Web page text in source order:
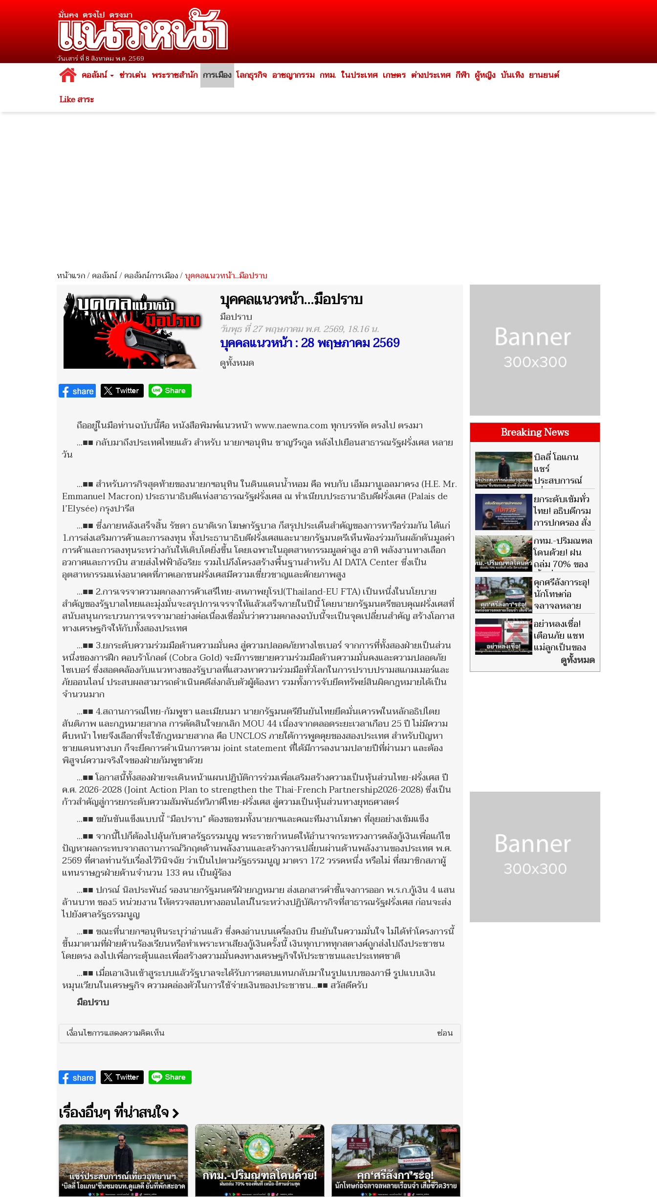
วันเสาร์ ที่ 8 สิงหาคม พ.ศ. 2569
คอลัมน์ ข่าวเด่น พระราชสำนัก การเมือง โลกธุรกิจ อาชญากรรม กทม. ในประเทศ เกษตร ต่างประเทศ กีฬา ผู้หญิง บันเทิง ยานยนต์
Like สาระ
หน้าแรก/คอลัมน์/คอลัมน์การเมือง/บุคคลแนวหน้า...มือปราบ
บุคคลแนวหน้า...มือปราบ
มือปราบ
วันพุธ ที่ 27 พฤษภาคม พ.ศ. 2569, 18.16 น.
บุคคลแนวหน้า : 28 พฤษภาคม 2569
ดูทั้งหมด
ถืออยู่ในมือท่านฉบับนี้คือ หนังสือพิมพ์แนวหน้า www.naewna.com ทุกบรรทัด ตรงไป ตรงมา
...■■ กลับมาถึงประเทศไทยแล้ว สำหรับ นายกฯอนุทิน ชาญวีรกูล หลังไปเยือนสาธารณรัฐฝรั่งเศส หลาย
วัน
...■■ สำหรับภารกิจสุดท้ายของนายกฯอนุทิน ในดินแดนน้ำหอม คือ พบกับ เอ็มมานูเอลมาครง (H.E. Mr.
Emmanuel Macron) ประธานาธิบดีแห่งสาธารณรัฐฝรั่งเศส ณ ทำเนียบประธานาธิบดีฝรั่งเศส (Palais de
l’Elysée) กรุงปารีส
...■■ ซึ่งภายหลังเสร็จสิ้น รัชดา ธนาดิเรก โฆษกรัฐบาล ก็สรุปประเด็นสำคัญของการหารือร่วมกัน ได้แก่
1.การส่งเสริมการค้าและการลงทุน ทั้งประธานาธิบดีฝรั่งเศสและนายกรัฐมนตรีเห็นพ้องร่วมกันผลักดันมูลค่า
การค้าและการลงทุนระหว่างกันให้เติบโตยิ่งขึ้น โดยเฉพาะในอุตสาหกรรมมูลค่าสูง อาทิ พลังงานทางเลือก
อวกาศและการบิน สายส่งไฟฟ้าอัฉริยะ รวมไปภึงโครงสร้างพื้นฐานสำหรับ AI DATA Center ซึ่งเป็น
อุตสาหกรรมแห่งอนาคตที่ภาคเอกชนฝรั่งเศสมีความเชี่ยวชาญและศักยภาพสูง
...■■ 2.การเจรจาความตกลงการค้าเสรีไทย-สหภาพยุโรป(Thailand-EU FTA) เป็นหนึ่งในนโยบาย
สำคัญของรัฐบาลไทยและมุ่งมั่นจะสรุปการเจรจาให้แล้วเสร็จภายในปีนี้ โดยนายกรัฐมนตรีขอบคุณฝรั่งเศสที่
สนับสนุนกระบวนการเจรจามาอย่างต่อเนื่องเชื่อมั่นว่าความตกลงฉบับนี้จะเป็นจุดเปลี่ยนสำคัญ สร้างโอกาส
ทางเศรษฐกิจให้กับทั้งสองประเทศ
...■■ 3.ยกระดับความร่วมมือด้านความมั่นคง สู่ความปลอดภัยทางไซเบอร์ จากการที่ทั้งสองฝ่ายเป็นส่วน
หนึ่งของการฝึก คอบร้าโกลด์ (Cobra Gold) จะมีการขยายความร่วมมือด้านความมั่นคงและความปลอดภัย
ไซเบอร์ ซึ่งสอดคล้องกับแนวทางของรัฐบาลที่แสวงหาความร่วมมือทั่วโลกในการปราบปรามสแกมเมอร์และ
ภัยออนไลน์ ประสบผลสามารถดำเนินคดีส่งกลับตัวผู้ต้องหา รวมทั้งการจับยึดทรัพย์สินผิดกฎหมายได้เป็น
จำนวนมาก
...■■ 4.สถานการณ์ไทย-กัมพูชา และเมียนมา นายกรัฐมนตรียืนยันไทยยึดมั่นเคารพในหลักอธิปไตย
สันติภาพ และกฎหมายสากล การตัดสินใจยกเลิก MOU 44 เนื่องจากตลอดระยะเวลาเกือบ 25 ปี ไม่มีความ
คืบหน้า ไทยจึงเลือกที่จะใช้กฎหมายสากล คือ UNCLOS ภายใต้การพูดคุยของสองประเทศ สำหรับปัญหา
ชายแดนทางบก ก็จะยึดการดำเนินการตาม joint statement ที่ได้มีการลงนามปลายปีที่ผ่านมา และต้อง
พิสูจน์ความจริงใจของฝ่ายกัมพูชาด้วย
...■■ โอกาสนี้ทั้งสองฝ่ายจะเดินหน้าแผนปฏิบัติการร่วมเพื่อเสริมสร้างความเป็นหุ้นส่วนไทย-ฝรั่งเศส ปี
ค.ศ. 2026-2028 (Joint Action Plan to strengthen the Thai-French Partnership2026-2028) ซึ่งเป็น
ก้าวสำคัญสู่การยกระดับความสัมพันธ์ทวิภาคีไทย-ฝรั่งเศส สู่ความเป็นหุ้นส่วนทางยุทธศาสตร์
...■■ ขยันขันแข็งแบบนี้ “มือปราบ” ต้องขอชมทั้งนายกฯและคณะทีมงานโฆษก ที่ลุยอย่างเข้มแข็ง
...■■ จากนี้ไปก็ต้องไปลุ้นกับศาลรัฐธรรมนูญ พระราชกำหนดให้อำนาจกระทรวงการคลังกู้เงินเพื่อแก้ไข
ปัญหาผลกระทบจากสถานการณ์วิกฤตด้านพลังงานและสร้างการเปลี่ยนผ่านด้านพลังงานของประเทศ พ.ศ.
2569 ที่ศาลท่านรับเรื่องไว้วินิจฉัย ว่าเป็นไปตามรัฐธรรมนูญ มาตรา 172 วรรคหนึ่ง หรือไม่ ที่สมาชิกสภาผู้
แทนราษฎรฝ่ายค้านจำนวน 133 คน เป็นผู้ร้อง
...■■ ปกรณ์ นิลประพันธ์ รองนายกรัฐมนตรีฝ่ายกฎหมาย ส่งเอกสารคำชี้แจงการออก พ.ร.ก.กู้เงิน 4 แสน
ล้านบาท ของ5 หน่วยงาน ให้ตรวจสอบทางออนไลน์ในระหว่างปฏิบัติภารกิจที่สาธารณรัฐฝรั่งเศส ก่อนจะส่ง
ไปยังศาลรัฐธรรมนูญ
...■■ ขณะที่นายกฯอนุทินระบุว่าอ่านแล้ว ซึ่งคงอ่านบนเครื่องบิน ยืนยันในความมั่นใจ ไม่ได้ทำโครงการนี้
ขึ้นมาตามที่ฝ่ายค้านร้องเรียนหรือทำเพราะหาเสียงกู้เงินครั้งนี้ เงินทุกบาททุกสตางค์ถูกส่งไปถึงประชาชน
โดยตรง ลงไปเพื่อกระตุ้นและเพื่อสร้างความมั่นคงทางเศรษฐกิจให้ประชาชนและประเทศชาติ
...■■ เมื่อเอาเงินเข้าสูระบบแล้วรัฐบาลจะได้รับการตอบแทนกลับมาในรูปแบบของภาษี รูปแบบเงิน
หมุนเวียนในเศรษฐกิจ ความคล่องตัวในการใช้จ่ายเงินของประชาชน...■■ สวัสดีครับ
มือปราบ
เงื่อนไขการแสดงความคิดเห็น ซ่อน
เรื่องอื่นๆ ที่น่าสนใจ
Breaking News
บิลลี่ โอแกน
แชร์
ประสบการณ์
เที่ยวอุทยานฯ
ชื่นชมเจ้าหน้าที่ดูแลดี ยืนยัน
ที่พักสะอาด
ยกระดับเข้มทั่ว
ไทย! อธิบดีกรม
การปกครอง สั่ง
ปูพรมตรวจ
อาวุธ-ยา ล็อกพื้นที่เสี่ยง สกัด
พฤติกรรมเลียนแบบ
กทม.-ปริมณฑล
โดนด้วย! ฝน
ถล่ม 70% ของ
พื้นที่ เหนือ-
อีสานอ่วมสุด รับมือฝนตกหนัก
สะสม
คุกศรีลังการะอุ!
นักโทษก่อ
จลาจลหลาย
เรือนจำ เสียชีวิต
3 ราย เจ็บอื้อ คาดเอี่ยวแก๊งค้ายา
อย่าหลงเชื่อ!
เตือนภัย แชท
แม่ลูกเป็นของ
ปลอม สร้าง
กระแสโปรโมทเว็บผิดกฎหมาย
ดูทั้งหมด